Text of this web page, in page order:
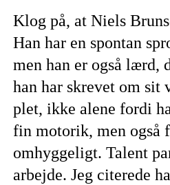
Klog på, at Niels
Han har en spontan
men han er også lærd,
han har skrevet om sit
plet, ikke alene fordi
fin motorik, men også
omhyggeligt. Talent
arbejde. Jeg citerede